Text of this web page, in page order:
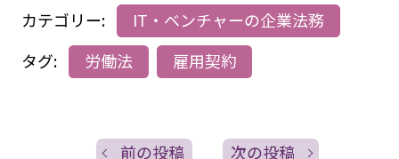
カテゴリー:
IT・ベンチャーの企業法務
タグ:
労働法 雇用契約
前の投稿 次の投稿